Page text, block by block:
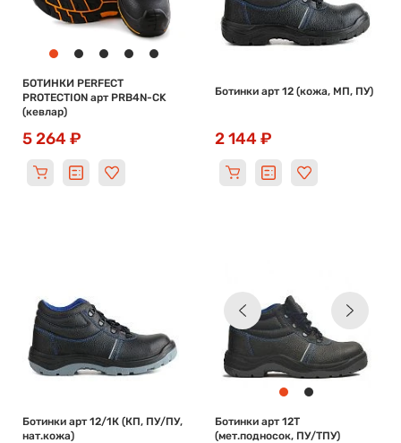
БОТИНКИ PERFECT
PROTECTION арт PRB4N-CK
(кевлар)
5 264 ₽
Ботинки арт 12 (кожа, МП, ПУ)
2 144 ₽
Ботинки арт 12/1К (КП, ПУ/ПУ,
нат.кожа)
Ботинки арт 12Т
(мет.подносок, ПУ/ТПУ)